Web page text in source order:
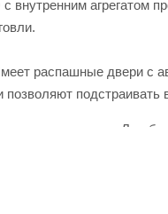
агрегатом
распашные двери с
позволяют
магазине